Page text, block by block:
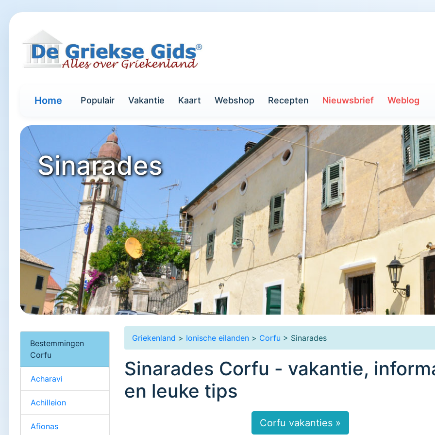
Home Populair Vakantie Kaart Webshop Recepten Nieuwsbrief Weblog
Sinarades
Griekenland > Ionische eilanden > Corfu > Sinarades
Sinarades Corfu - vakantie,
en leuke tips
Corfu vakanties »
Bestemmingen
Corfu
Acharavi
Achilleion
Afionas